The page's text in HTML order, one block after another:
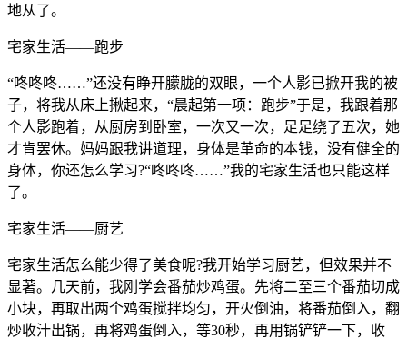
地从了。
宅家生活——跑步
“咚咚咚……”还没有睁开朦胧的双眼，一个人影已掀开我的被
子，将我从床上揪起来，“晨起第一项：跑步”于是，我跟着那
个人影跑着，从厨房到卧室，一次又一次，足足绕了五次，她
才肯罢休。妈妈跟我讲道理，身体是革命的本钱，没有健全的
身体，你还怎么学习?“咚咚咚……”我的宅家生活也只能这样
了。
宅家生活——厨艺
宅家生活怎么能少得了美食呢?我开始学习厨艺，但效果并不
显著。几天前，我刚学会番茄炒鸡蛋。先将二至三个番茄切成
小块，再取出两个鸡蛋搅拌均匀，开火倒油，将番茄倒入，翻
炒收汁出锅，再将鸡蛋倒入，等30秒，再用锅铲铲一下，收